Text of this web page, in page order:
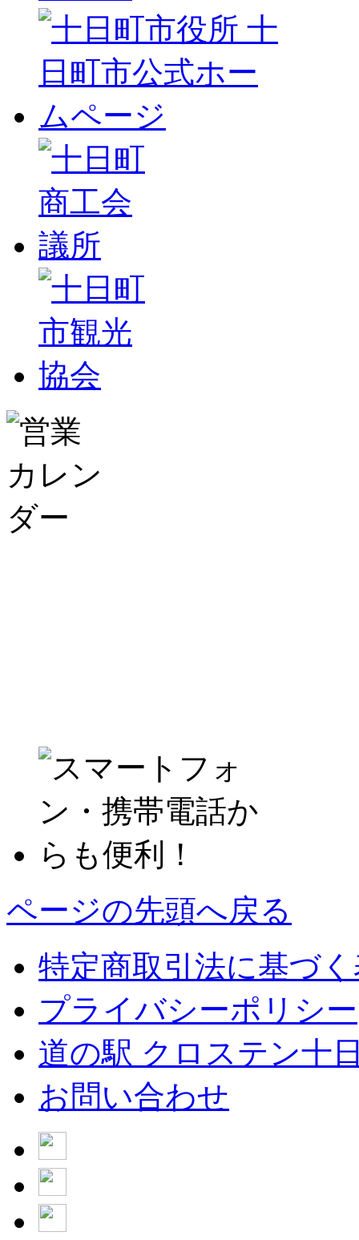
ページの先頭へ戻る
特定商取引法に基づ
プライバシーポリシー
道の駅 クロステン十
お問い合わせ